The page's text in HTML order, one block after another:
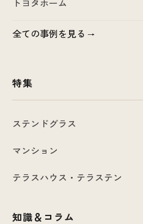
トヨタホーム
全ての事例を見る
特集
ステンドグラス
マンション
テラスハウス・テラステン
知識＆コラム